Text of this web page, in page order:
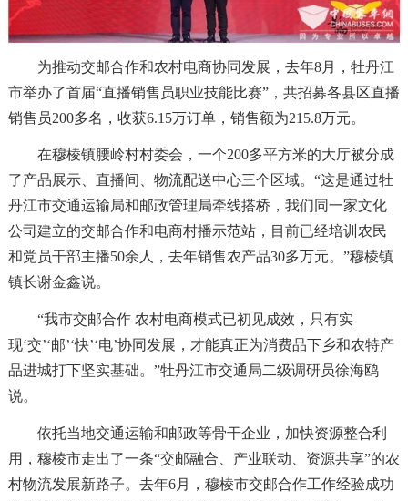
为推动交邮合作和农村电商协同发展，去年8月，牡丹江
市举办了首届“直播销售员职业技能比赛”，共招募各县区直播
销售员200多名，收获6.15万订单，销售额为215.8万元。
在穆棱镇腰岭村村委会，一个200多平方米的大厅被分成
了产品展示、直播间、物流配送中心三个区域。“这是通过牡
丹江市交通运输局和邮政管理局牵线搭桥，我们同一家文化
公司建立的交邮合作和电商村播示范站，目前已经培训农民
和党员干部主播50余人，去年销售农产品30多万元。”穆棱镇
镇长谢金鑫说。
“我市交邮合作 农村电商模式已初见成效，只有实
现‘交’‘邮’‘快’‘电’协同发展，才能真正为消费品下乡和农特产
品进城打下坚实基础。”牡丹江市交通局二级调研员徐海鸥
说。
依托当地交通运输和邮政等骨干企业，加快资源整合利
用，穆棱市走出了一条“交邮融合、产业联动、资源共享”的农
村物流发展新路子。去年6月，穆棱市交邮合作工作经验成功